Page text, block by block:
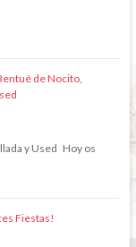
de Nocito,
y Used Hoy os
Fiestas!